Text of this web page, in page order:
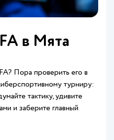
в Мята
Пора проверить его в
турниру:
тактику, удивите
и заберите главный